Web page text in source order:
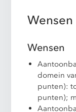
Wensen
domein
punten):
punten);